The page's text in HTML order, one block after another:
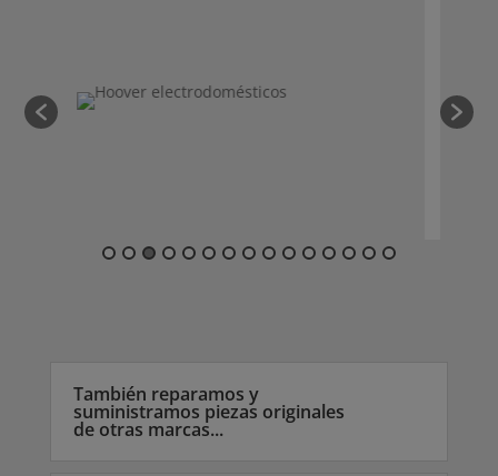
También reparamos y
suministramos piezas originales
de otras marcas...